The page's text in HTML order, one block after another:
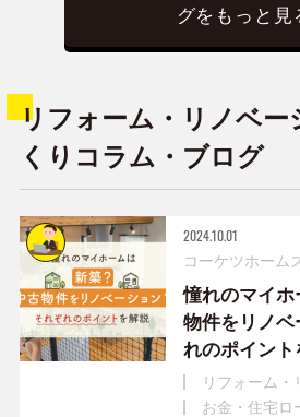
グをもっと見
リフォーム・リノベー
くりコラム・ブログ
2024.10.01
コーケツホーム
憧れのマイ
物件をリノ
れのポイント
リフォーム・
お金・住宅ロ